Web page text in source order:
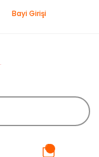
Bayi Girişi